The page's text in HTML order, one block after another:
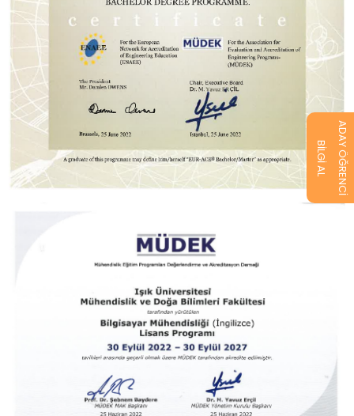
BİLGİ AL ADAY ÖĞRENCİ